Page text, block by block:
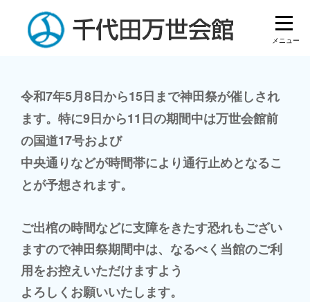
content
令和7年5月8日から15日まで神田祭が催しされ
ます。特に9日から11日の期間中は万世会館前
の国道17号および
中央通りなどが時間帯により通行止めとなるこ
とが予想されます。
ご出棺の時間などに支障をきたす恐れもござい
ますので神田祭期間中は、なるべく当館のご利
用をお控えいただけますよう
よろしくお願いいたします。
投
稿
ナ
ビ
ー
シ
ョ